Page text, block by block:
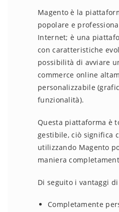
Magento è la
popolare e
Internet; è una
con caratteristiche
possibilità di avviare
commerce online
personalizzabile
funzionalità).
Questa piattaforma è
gestibile, ciò significa
utilizzando Magento
maniera
Di seguito i vantaggi
Completamente